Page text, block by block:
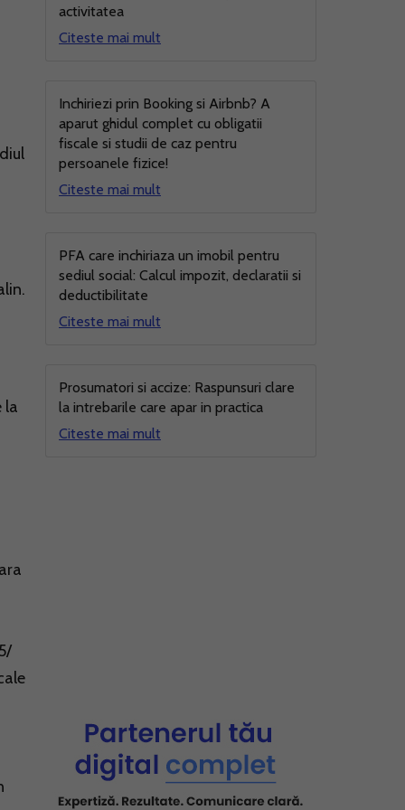
la
activitatea
Citeste mai mult
Inchiriezi prin Booking si Airbnb? A
aparut ghidul complet cu obligatii
fiscale si studii de caz pentru
persoanele fizice!
Citeste mai mult
PFA care inchiriaza un imobil pentru
sediul social: Calcul impozit, declaratii si
deductibilitate
Citeste mai mult
Prosumatori si accize: Raspunsuri clare
la intrebarile care apar in practica
Citeste mai mult